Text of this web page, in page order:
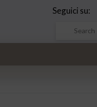
Seguici su:
Search